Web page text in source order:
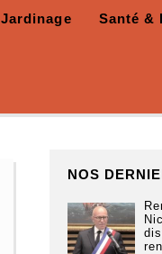
Jardinage Santé &
NOS